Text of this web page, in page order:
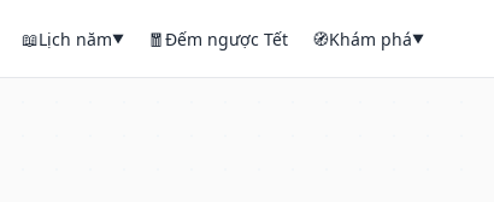
📖Lịch năm▼ 🧧Đếm ngược Tết 🧭Khám phá▼